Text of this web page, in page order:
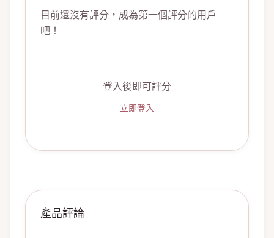
目前還沒有評分，成為第一個評分的用戶
吧！
登入後即可評分
立即登入
產品評論